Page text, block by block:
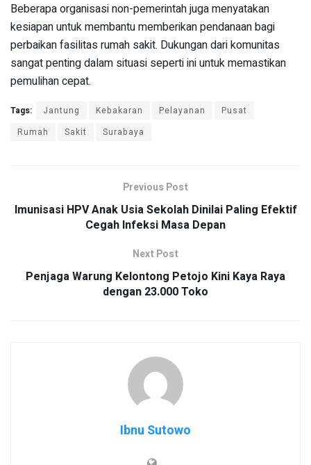
Beberapa organisasi non-pemerintah juga menyatakan
kesiapan untuk membantu memberikan pendanaan bagi
perbaikan fasilitas rumah sakit. Dukungan dari komunitas
sangat penting dalam situasi seperti ini untuk memastikan
pemulihan cepat.
Tags: Jantung Kebakaran Pelayanan
Pusat
Rumah
Sakit Surabaya
Previous Post
Imunisasi HPV Anak Usia Sekolah Dinilai Paling Efektif
Cegah Infeksi Masa Depan
Next Post
Penjaga Warung Kelontong Petojo Kini Kaya Raya
dengan 23.000 Toko
Ibnu Sutowo